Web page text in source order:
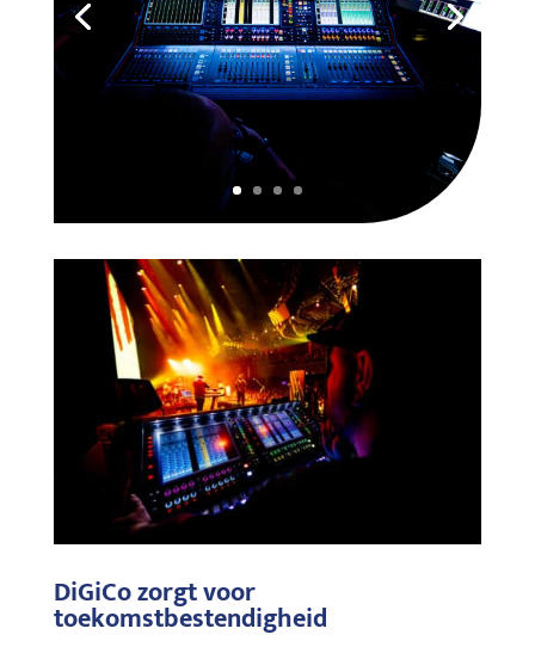
DiGiCo zorgt voor
toekomstbestendigheid